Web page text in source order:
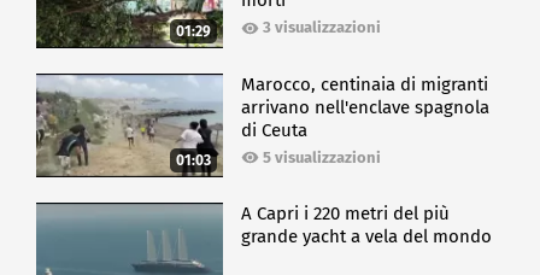
01:29 3 visualizzazioni
01:03
Marocco, centinaia di migranti
arrivano nell'enclave spagnola
di Ceuta
5 visualizzazioni
A Capri i 220 metri del più
grande yacht a vela del mondo